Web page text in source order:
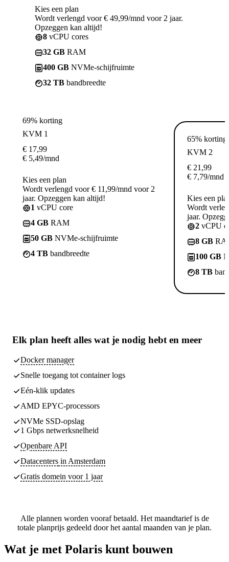
Kies een plan
Wordt verlengd voor € 49,99/mnd voor 2 jaar.
Opzeggen kan altijd!
8 vCPU cores
32 GB RAM
400 GB NVMe-schijfruimte
32 TB bandbreedte
69% korting
KVM 1
€ 17,99
€ 5,49/mnd
Kies een plan
Wordt verlengd voor € 11,99/mnd voor 2
jaar. Opzeggen kan altijd!
1 vCPU core
4 GB RAM
50 GB NVMe-schijfruimte
4 TB bandbreedte
65% korting
KVM 2
€ 21,99
€ 7,79/mnd
Kies een
Wordt
jaar.
2 vCPU
8 GB
100 GB
8 TB
Elk plan heeft alles wat je nodig hebt en meer
Docker manager
Snelle toegang tot container logs
Eén-klik updates
AMD EPYC-processors
NVMe SSD-opslag
1 Gbps netwerksnelheid
Openbare API
Datacenters in Amsterdam
Gratis domein voor 1 jaar
Alle plannen worden vooraf betaald. Het maandtarief is de
totale planprijs gedeeld door het aantal maanden van je plan.
Wat je met Polaris kunt bouwen